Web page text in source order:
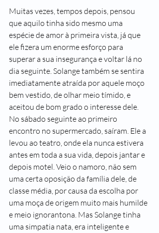
Muitas vezes, tempos depois, pensou
que aquilo tinha sido mesmo uma
espécie de amor à primeira vista, já que
ele fizera um enorme esforço para
superar a sua insegurança e voltar lá no
dia seguinte. Solange também se sentira
imediatamente atraída por aquele moço
bem vestido, de olhar meio tímido, e
aceitou de bom grado o interesse dele.
No sábado seguinte ao primeiro
encontro no supermercado, saíram. Ele a
levou ao teatro, onde ela nunca estivera
antes em toda a sua vida, depois jantar e
depois motel. Veio o namoro, não sem
uma certa oposição da família dele, de
classe média, por causa da escolha por
uma moça de origem muito mais humilde
e meio ignorantona. Mas Solange tinha
uma simpatia nata, era inteligente e